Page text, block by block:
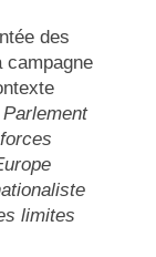
des
campagne
limites